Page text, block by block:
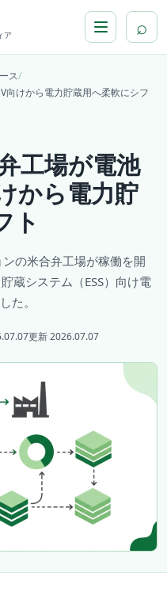
ア ⌕
ス/
向けから電力貯蔵用へ柔軟にシフ
工場が電池
から電力貯
ト
の米合弁工場が稼働を開
蔵システム（ESS）向け電
た。
更新 2026.07.07